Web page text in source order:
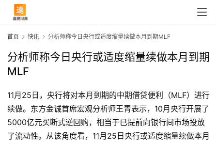
首页 快讯 分析师称今日央行或适度缩量续做本月到期MLF
分析师称今日央行或适度缩量续做本月到期
MLF
11月25日，央行将对本月到期的中期借贷便利（MLF）进行
续做。东方金诚首席宏观分析师王青表示，10月央行开展了
5000亿元买断式逆回购，相当于已提前向银行间市场投放
了流动性。从该角度看，11月25日央行或适度缩量续做本月